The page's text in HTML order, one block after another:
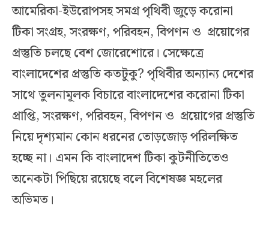
আমেরিকা-ইউরোপসহ সমগ্র পৃথিবী জুড়ে করোনা
টিকা সংগ্রহ, সংরক্ষণ, পরিবহন, বিপণন ও প্রয়োগের
প্রস্তুতি চলছে বেশ জোরেশোরে। সেক্ষেত্রে
বাংলাদেশের প্রস্তুতি কতটুকু? পৃথিবীর অন্যান্য দেশের
সাথে তুলনামূলক বিচারে বাংলাদেশের করোনা টিকা
প্রাপ্তি, সংরক্ষণ, পরিবহন, বিপণন ও প্রয়োগের প্রস্তুতি
নিয়ে দৃশ্যমান কোন ধরনের তোড়জোড় পরিলক্ষিত
হচ্ছে না। এমন কি বাংলাদেশ টিকা কুটনীতিতেও
অনেকটা পিছিয়ে রয়েছে বলে বিশেষজ্ঞ মহলের
অভিমত।